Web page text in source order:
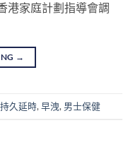
港家庭計劃指導會調
→
持久延時, 早洩, 男士保健